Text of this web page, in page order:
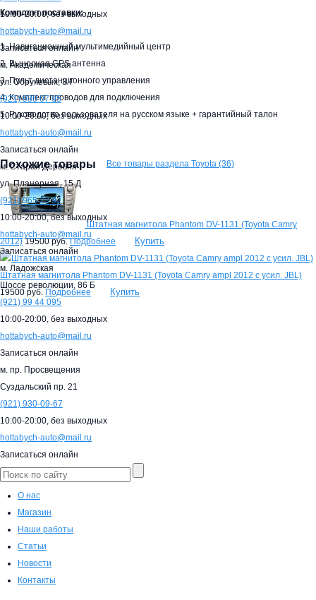
Комплект поставки:
1. Навигационный мультимедийный центр
2. Выносная GPS антенна
3. Пульт дистанционного управления
4. Комплект проводов для подключения
5. Руководство пользователя на русском языке + гарантийный талон
Похожие товары Все товары раздела Toyota (36)
Штатная магнитола Phantom DV-1131 (Toyota Camry
2012) 19500 руб. Подробнее Купить
Штатная магнитола Phantom DV-1131 (Toyota Camry ampl 2012 с усил. JBL)
19500 руб. Подробнее Купить
10:00-20:00,без выходных
hottabych-auto@mail.ru
Записаться онлайн
м. Академическая
ул. Обручевых, 3 Г
(921)930 07 95
10:00-20:00,без выходных
hottabych-auto@mail.ru
Записаться онлайн
м. Старая Деревня
ул. Планерная, 15 Д
(921)965 23 92
10:00-20:00,без выходных
hottabych-auto@mail.ru
Записаться онлайн
м. Ладожская
Шоссе революции, 86 Б
(921) 99 44 095
10:00-20:00, без выходных
hottabych-auto@mail.ru
Записаться онлайн
м. пр. Просвещения
Суздальский пр. 21
(921) 930-09-67
10:00-20:00, без выходных
hottabych-auto@mail.ru
Записаться онлайн
О нас
Магазин
Наши работы
Статьи
Новости
Контакты